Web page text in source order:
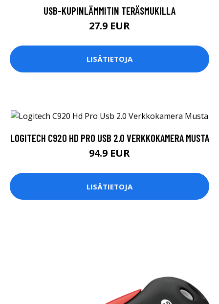
USB-KUPINLÄMMITIN TERÄSMUKILLA
27.9 EUR
LISÄTIETOJA
LOGITECH C920 HD PRO USB 2.0 VERKKOKAMERA MUSTA
94.9 EUR
LISÄTIETOJA